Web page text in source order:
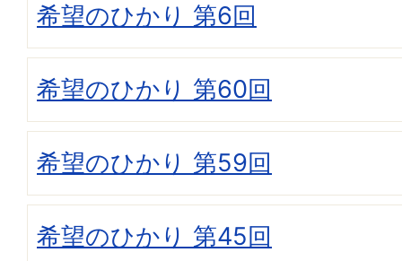
希望のひかり 第6回
希望のひかり 第60回
希望のひかり 第59回
希望のひかり 第45回